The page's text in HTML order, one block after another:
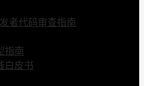
者代码审查指南
指南
白皮书